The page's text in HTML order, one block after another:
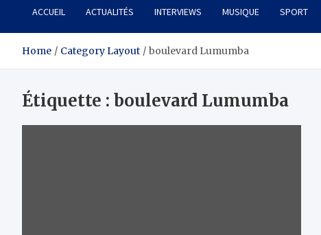
ACCUEIL ACTUALITÉS INTERVIEWS MUSIQUE SPORT
Home Category Layout boulevard Lumumba
Étiquette : boulevard Lumumba